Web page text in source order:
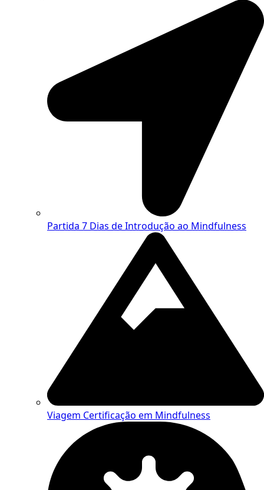
Partida 7 Dias de Introdução ao Mindfulness
Viagem Certificação em Mindfulness